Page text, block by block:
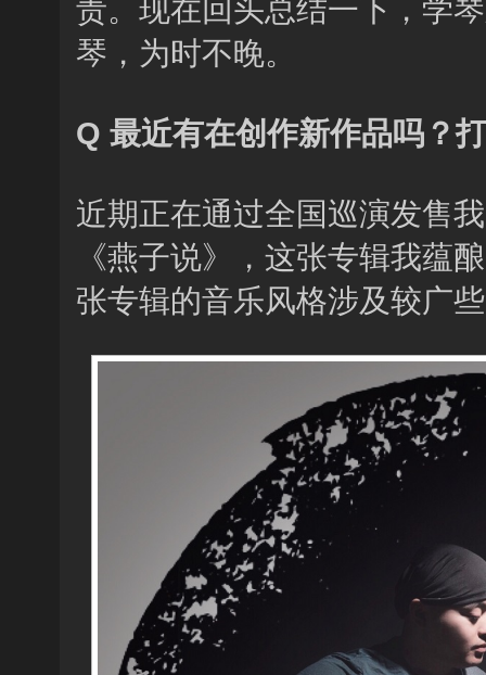
责。现在回头总结一下，学
琴，为时不晚。
Q 最近有在创作新作品吗？
近期正在通过全国巡演发售
《燕子说》，这张专辑我蕴
张专辑的音乐风格涉及较广